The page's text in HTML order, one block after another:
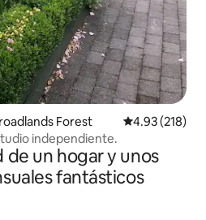
Forest Calificación
4.93 (218)
independiente.
de un hogar y unos
fantásticos